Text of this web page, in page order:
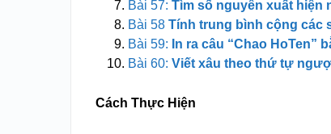
Bài 57:Tìm số nguyên xuất hiện
Bài 58Tính trung bình cộng các
Bài 59: In ra câu “Chao HoTen”
Bài 60:Viết xâu theo thứ tự
Cách Thực Hiện